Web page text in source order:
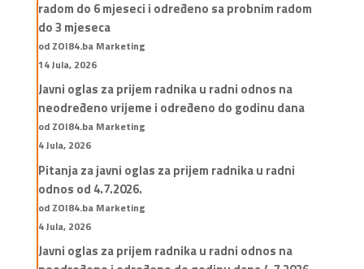
radom do 6 mjeseci i određeno sa probnim radom
do 3 mjeseca
od ZOI84.ba Marketing
14 Jula, 2026
Javni oglas za prijem radnika u radni odnos na
neodređeno vrijeme i određeno do godinu dana
od ZOI84.ba Marketing
4 Jula, 2026
Pitanja za javni oglas za prijem radnika u radni
odnos od 4.7.2026.
od ZOI84.ba Marketing
4 Jula, 2026
Javni oglas za prijem radnika u radni odnos na